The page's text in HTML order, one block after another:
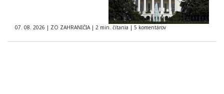
07. 08. 2026 | ZO ZAHRANIČIA | 2 min. čítania | 5 komentárov